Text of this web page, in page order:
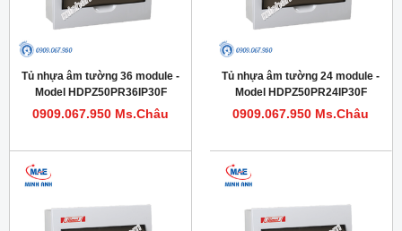
Tủ nhựa âm tường 36 module -
Model HDPZ50PR36IP30F
0909.067.950 Ms.Châu
Tủ nhựa âm tường 24 module -
Model HDPZ50PR24IP30F
0909.067.950 Ms.Châu